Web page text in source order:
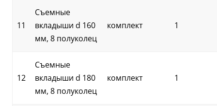
11
Съемные
вкладыши d 160
мм, 8 полуколец
комплект 1
12
Съемные
вкладыши d 180
мм, 8 полуколец
комплект 1